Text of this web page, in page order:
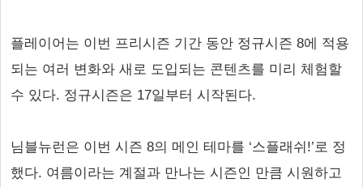
플레이어는 이번 프리시즌 기간 동안 정규시즌 8에 적용
되는 여러 변화와 새로 도입되는 콘텐츠를 미리 체험할
수 있다. 정규시즌은 17일부터 시작된다.
님블뉴런은 이번 시즌 8의 메인 테마를 ‘스플래쉬!’로 정
했다. 여름이라는 계절과 만나는 시즌인 만큼 시원하고